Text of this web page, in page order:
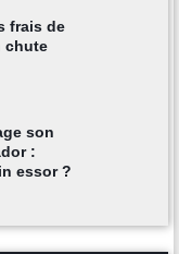
frais de
chute
son
:
essor ?